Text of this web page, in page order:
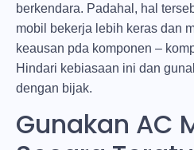
berkendara. Padahal, hal
mobil bekerja lebih keras dan
keausan pda komponen –
Hindari kebiasaan ini dan
dengan bijak.
Gunakan AC